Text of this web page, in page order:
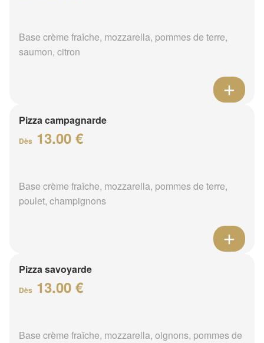
Base crème fraîche, mozzarella, pommes de terre,
saumon, citron
Pizza campagnarde
Dès 13.00 €
Base crème fraîche, mozzarella, pommes de terre,
poulet, champignons
Pizza savoyarde
Dès 13.00 €
Base crème fraîche, mozzarella, oignons, pommes de